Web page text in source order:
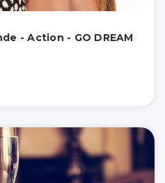
- Action - GO DREAM